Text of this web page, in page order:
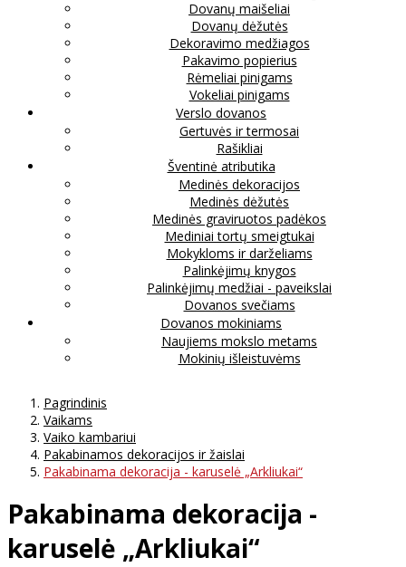
Dovanų maišeliai
Dovanų dėžutės
Dekoravimo medžiagos
Pakavimo popierius
Rėmeliai pinigams
Vokeliai pinigams
Verslo dovanos
Gertuvės ir termosai
Rašikliai
Šventinė atributika
Medinės dekoracijos
Medinės dėžutės
Medinės graviruotos padėkos
Mediniai tortų smeigtukai
Mokykloms ir darželiams
Palinkėjimų knygos
Palinkėjimų medžiai - paveikslai
Dovanos svečiams
Dovanos mokiniams
Naujiems mokslo metams
Mokinių išleistuvėms
Pagrindinis
Vaikams
Vaiko kambariui
Pakabinamos dekoracijos ir žaislai
Pakabinama dekoracija - karuselė „Arkliukai“
Pakabinama dekoracija -
karuselė „Arkliukai“